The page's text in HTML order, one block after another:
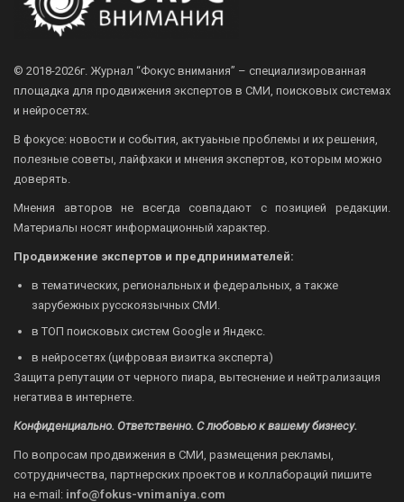
© 2018-2026г. Журнал “Фокус внимания” – специализированная
площадка для продвижения экспертов в СМИ, поисковых системах
и нейросетях.
В фокусе: новости и события, актуаьные проблемы и их решения,
полезные советы, лайфхаки и мнения экспертов, которым можно
доверять.
Мнения авторов не всегда совпадают с позицией редакции.
Материалы носят информационный характер.
Продвижение экспертов и предпринимателей:
в тематических, региональных и федеральных, а также
зарубежных русскоязычных СМИ.
в ТОП поисковых систем Google и Яндекс.
в нейросетях (цифровая визитка эксперта)
Защита репутации от черного пиара, вытеснение и нейтрализация
негатива в интернете.
Конфиденциально. Ответственно. С любовью к вашему бизнесу.
По вопросам продвижения в СМИ, размещения рекламы,
сотрудничества, партнерских проектов и коллабораций пишите
на e-mail: info@fokus-vnimaniya.com